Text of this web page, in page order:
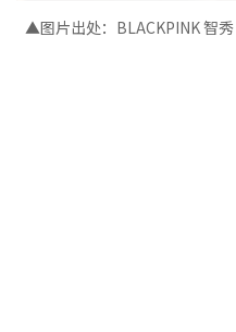
▲图片出处： BLACKPINK 智秀